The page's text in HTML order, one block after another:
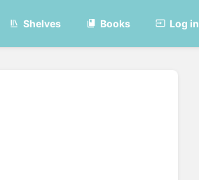
Shelves Books Log in